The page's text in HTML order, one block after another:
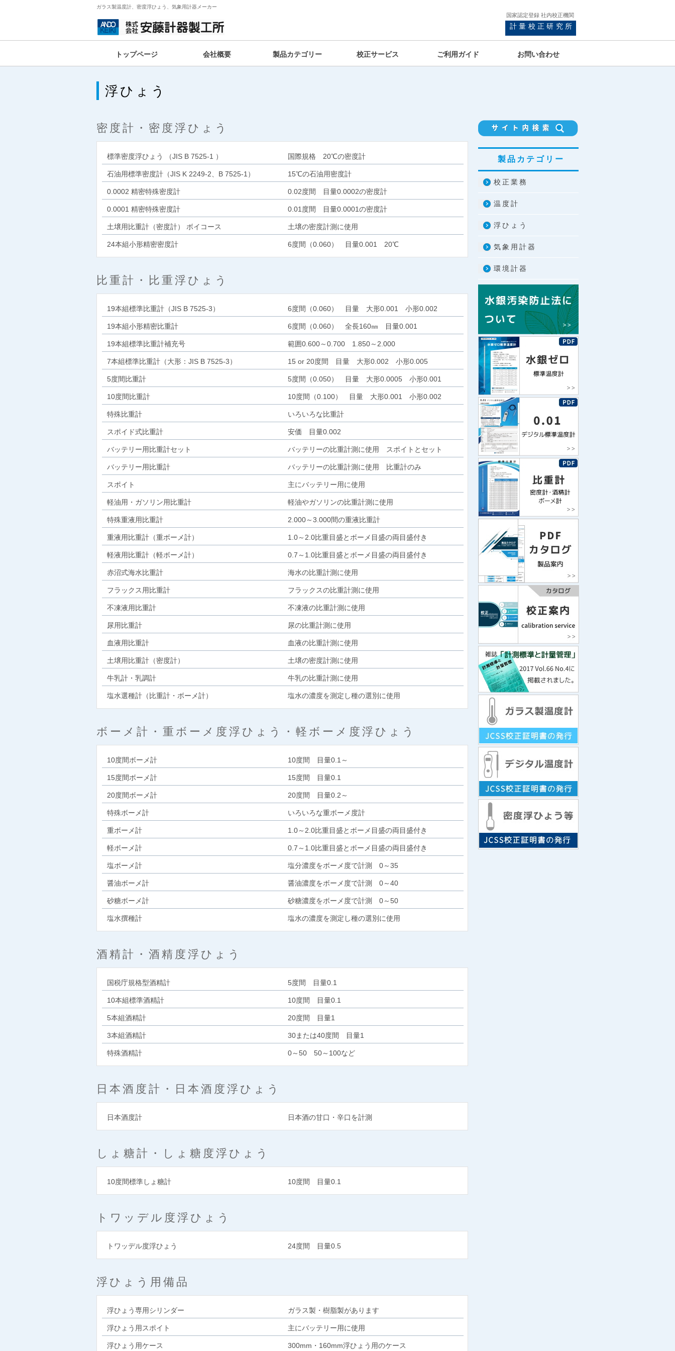
ガラス製温度計、密度浮ひょう、気象用計器メーカー
国家認定登録 社内校正機関
計量校正研究所
トップページ 会社概要 製品カテゴリー 校正サービス ご利用ガイド お問い合わせ
浮ひょう
密度計・密度浮ひょう
標準密度浮ひょう （JIS B 7525-1 ） 国際規格 20℃の密度計
石油用標準密度計（JIS K 2249-2、B 7525-1） 15℃の石油用密度計
0.0002 精密特殊密度計 0.02度間 目量0.0002の密度計
0.0001 精密特殊密度計 0.01度間 目量0.0001の密度計
土壌用比重計（密度計） ボイコース 土壌の密度計測に使用
24本組小形精密密度計 6度間（0.060） 目量0.001 20℃
比重計・比重浮ひょう
19本組標準比重計（JIS B 7525-3） 6度間（0.060） 目量 大形0.001 小形0.002
19本組小形精密比重計 6度間（0.060） 全長160㎜ 目量0.001
19本組標準比重計補充号 範囲0.600～0.700 1.850～2.000
7本組標準比重計（大形：JIS B 7525-3） 15 or 20度間 目量 大形0.002 小形0.005
5度間比重計 5度間（0.050） 目量 大形0.0005 小形0.001
10度間比重計 10度間（0.100） 目量 大形0.001 小形0.002
特殊比重計 いろいろな比重計
スポイド式比重計 安価 目量0.002
バッテリー用比重計セット バッテリーの比重計測に使用 スポイトとセット
バッテリー用比重計 バッテリーの比重計測に使用 比重計のみ
スポイト 主にバッテリー用に使用
軽油用・ガソリン用比重計 軽油やガソリンの比重計測に使用
特殊重液用比重計 2.000～3.000間の重液比重計
重液用比重計（重ボーメ計） 1.0～2.0比重目盛とボーメ目盛の両目盛付き
軽液用比重計（軽ボーメ計） 0.7～1.0比重目盛とボーメ目盛の両目盛付き
赤沼式海水比重計 海水の比重計測に使用
フラックス用比重計 フラックスの比重計測に使用
不凍液用比重計 不凍液の比重計測に使用
尿用比重計 尿の比重計測に使用
血液用比重計 血液の比重計測に使用
土壌用比重計（密度計） 土壌の密度計測に使用
牛乳計・乳調計 牛乳の比重計測に使用
塩水選種計（比重計・ボーメ計） 塩水の濃度を測定し種の選別に使用
ボーメ計・重ボーメ度浮ひょう・軽ボーメ度浮ひょう
10度間ボーメ計 10度間 目量0.1～
15度間ボーメ計 15度間 目量0.1
20度間ボーメ計 20度間 目量0.2～
特殊ボーメ計 いろいろな重ボーメ度計
重ボーメ計 1.0～2.0比重目盛とボーメ目盛の両目盛付き
軽ボーメ計 0.7～1.0比重目盛とボーメ目盛の両目盛付き
塩ボーメ計 塩分濃度をボーメ度で計測 0～35
醤油ボーメ計 醤油濃度をボーメ度で計測 0～40
砂糖ボーメ計 砂糖濃度をボーメ度で計測 0～50
塩水撰種計 塩水の濃度を測定し種の選別に使用
酒精計・酒精度浮ひょう
国税庁規格型酒精計 5度間 目量0.1
10本組標準酒精計 10度間 目量0.1
5本組酒精計 20度間 目量1
3本組酒精計 30または40度間 目量1
特殊酒精計 0～50 50～100など
日本酒度計・日本酒度浮ひょう
日本酒度計 日本酒の甘口・辛口を計測
しょ糖計・しょ糖度浮ひょう
10度間標準しょ糖計 10度間 目量0.1
トワッデル度浮ひょう
トワッデル度浮ひょう 24度間 目量0.5
浮ひょう用備品
浮ひょう専用シリンダー ガラス製・樹脂製があります
浮ひょう用スポイト 主にバッテリー用に使用
浮ひょう用ケース 300mm・160mm浮ひょう用のケース
製品カテゴリー
校正業務
温度計
浮ひょう
気象用計器
環境計器